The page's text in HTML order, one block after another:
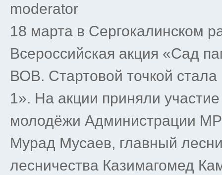
moderator
18 марта в Сергокалинском
Всероссийская акция «Сад
ВОВ. Стартовой точкой
1». На акции приняли
молодёжи Администрации
Мурад Мусаев, главный
лесничества Казимагомед